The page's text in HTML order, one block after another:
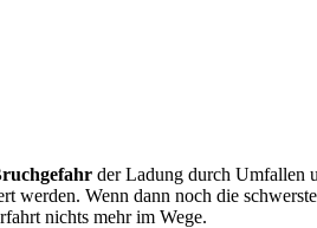
der Ladung durch Umfallen
Wenn dann noch die
nichts mehr im Wege.